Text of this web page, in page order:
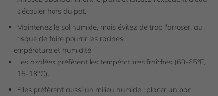
s'écouler hors du pot.
Maintenez le sol humide, mais évitez de trop l'arroser, au
risque de faire pourrir les racines.
Température et humidité
Les azalées préfèrent les températures fraîches (60-65°F,
15-18°C).
Elles préfèrent aussi un milieu humide ; placer un bac